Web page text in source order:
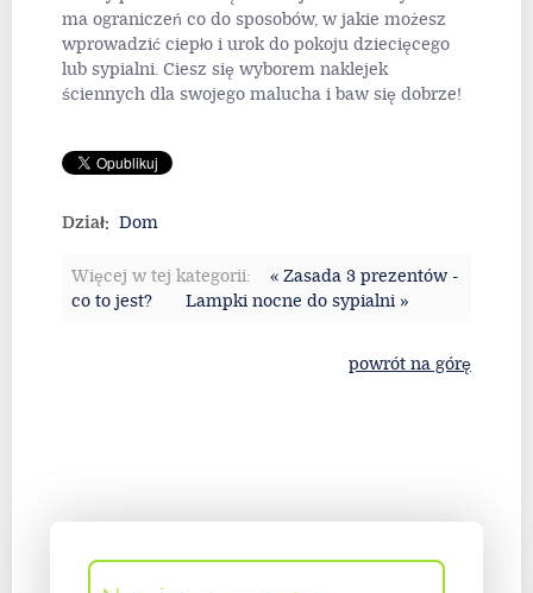
ma ograniczeń co do sposobów, w jakie możesz
wprowadzić ciepło i urok do pokoju dziecięcego
lub sypialni. Ciesz się wyborem naklejek
ściennych dla swojego malucha i baw się dobrze!
Dział: Dom
Więcej w tej kategorii:
« Zasada 3 prezentów -
co to jest?
Lampki nocne do sypialni »
powrót na górę